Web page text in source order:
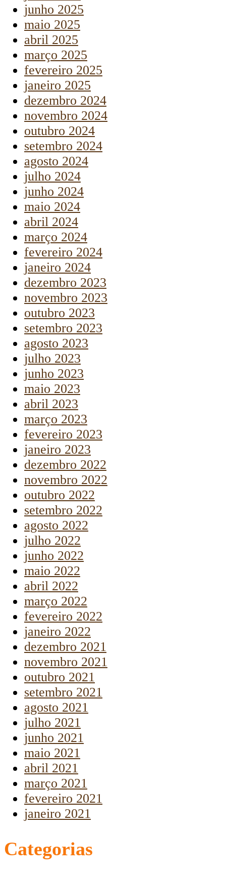
junho 2025
maio 2025
abril 2025
março 2025
fevereiro 2025
janeiro 2025
dezembro 2024
novembro 2024
outubro 2024
setembro 2024
agosto 2024
julho 2024
junho 2024
maio 2024
abril 2024
março 2024
fevereiro 2024
janeiro 2024
dezembro 2023
novembro 2023
outubro 2023
setembro 2023
agosto 2023
julho 2023
junho 2023
maio 2023
abril 2023
março 2023
fevereiro 2023
janeiro 2023
dezembro 2022
novembro 2022
outubro 2022
setembro 2022
agosto 2022
julho 2022
junho 2022
maio 2022
abril 2022
março 2022
fevereiro 2022
janeiro 2022
dezembro 2021
novembro 2021
outubro 2021
setembro 2021
agosto 2021
julho 2021
junho 2021
maio 2021
abril 2021
março 2021
fevereiro 2021
janeiro 2021
Categorias